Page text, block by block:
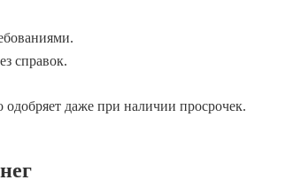
справок.
даже при наличии просрочек.